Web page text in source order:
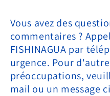
Vous avez des
commentaires ?
FISHINAGUA par
urgence. Pour
préoccupations,
mail ou un message